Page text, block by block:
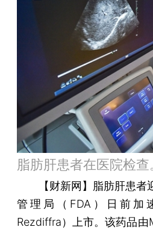
脂肪肝患者在医院检
【财新网】 脂肪肝患者
管理局（FDA）日前加
Rezdiffra）上市。该药品